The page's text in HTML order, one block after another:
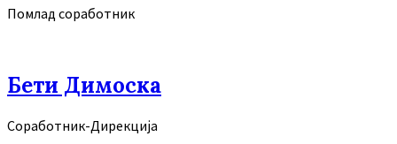
Помлад соработник
Бети Димоска
Соработник-Дирекција